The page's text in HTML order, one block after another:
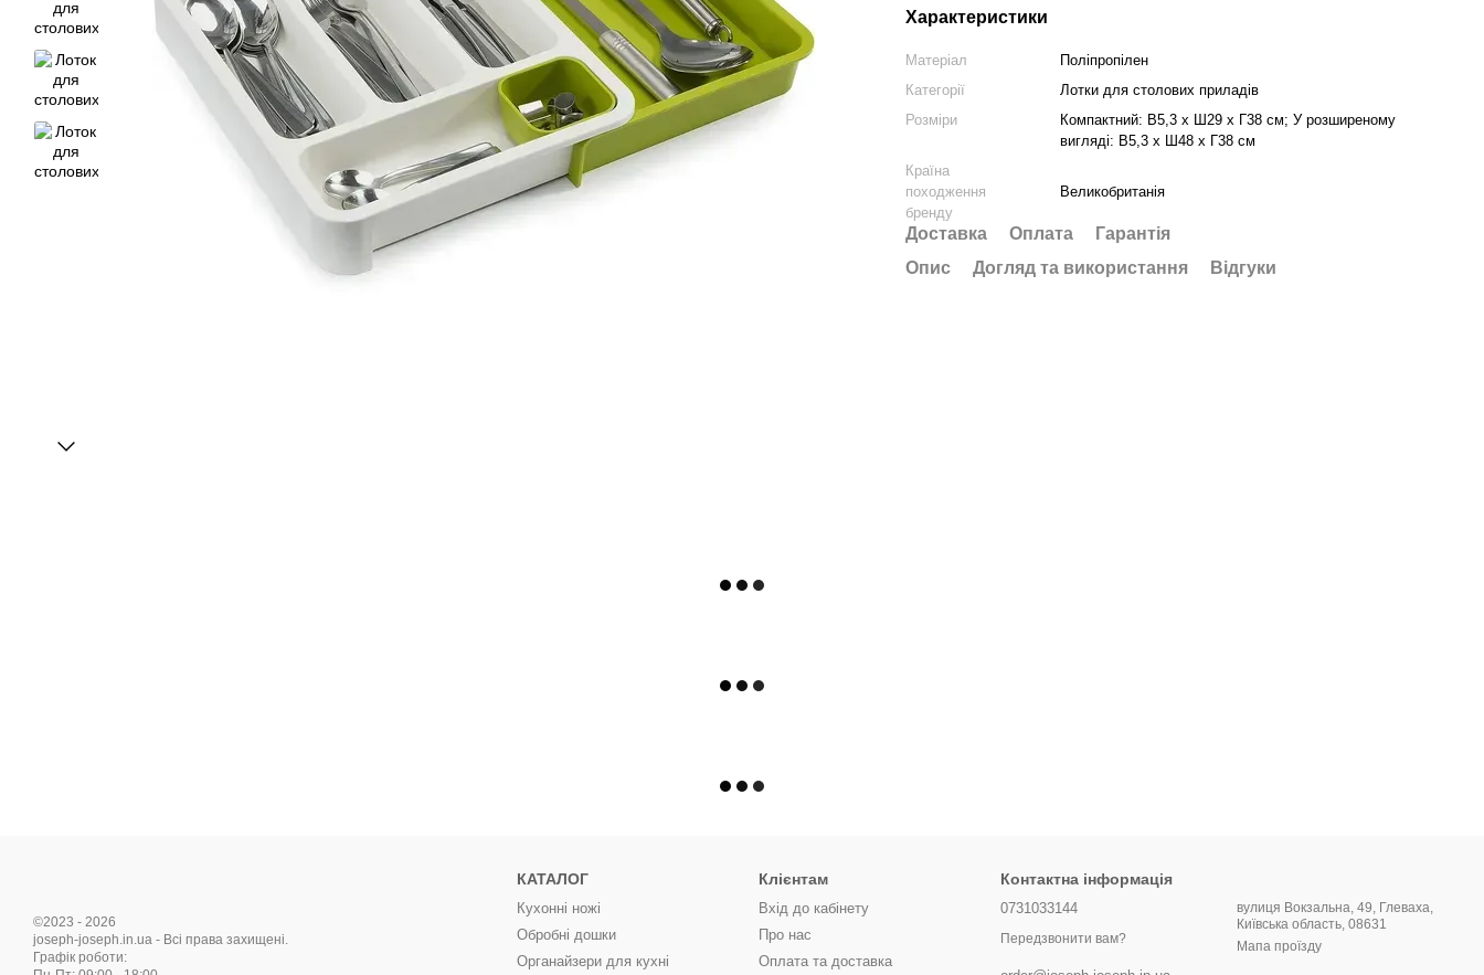
Характеристики
Матеріал
Поліпропілен
Категорії
Лотки для столових приладів
Розміри
Компактний: В5,3 x Ш29 x Г38 см; У розширеному
вигляді: В5,3 x Ш48 x Г38 см
Країна
походження
бренду
Великобританія
Доставка Оплата
Гарантія
Опис
Догляд та використання Відгуки
©2023 - 2026
joseph-joseph.in.ua - Всі права захищені.
Графік роботи:
КАТАЛОГ
Кухонні ножі
Обробні дошки
Органайзери для кухні
Клієнтам
Вхід до кабінету
Про нас
Оплата та доставка
Контактна інформація
0731033144
Передзвонити вам?
вулиця Вокзальна, 49, Глеваха,
Київська область, 08631
Мапа проїзду